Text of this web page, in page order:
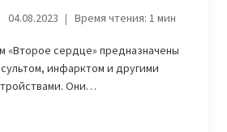
04.08.2023 Время чтения: 1мин
«Второе сердце» предназначены
инфарктом и другими
Они…